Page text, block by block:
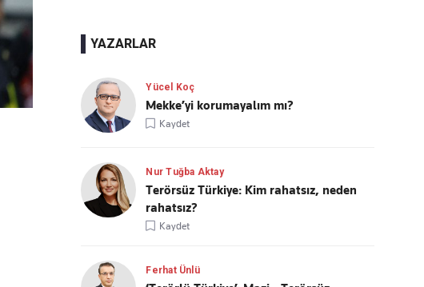
YAZARLAR
Yücel Koç
Mekke’yi korumayalım mı?
Kaydet
Nur Tuğba Aktay
Terörsüz Türkiye: Kim rahatsız, neden
rahatsız?
Kaydet
Ferhat Ünlü